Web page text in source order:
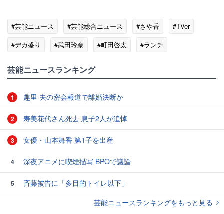
#芸能ニュース #芸能総合ニュース #さや香
#TVer
#デカ盛り
#武田玲奈 #町田啓太
#ランチ
芸能ニュースランキング
1 趣里 夫の密会報道で離婚決断か
2 寿美花代さん死去 息子2人が追悼
3 女優・山本舞香 第1子を出産
4 深夜アニメに喫煙描写 BPOで議論
5
斉藤被告に「多目的トイレ以下」
芸能ニュースランキングをもっと見る